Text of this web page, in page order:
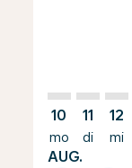
10
mo
AUG.
11
di
12
mi